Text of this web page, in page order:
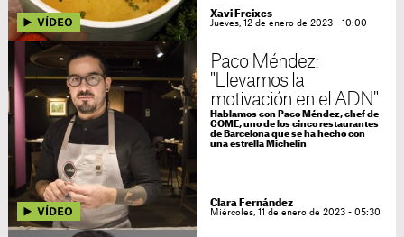
Xavi Freixes
Jueves, 12 de enero de 2023 - 10:00
Paco Méndez:
"Llevamos la
motivación en el ADN"
Hablamos con Paco Méndez, chef de
COME, uno de los cinco restaurantes
de Barcelona que se ha hecho con
una estrella Michelín
Clara Fernández
Miércoles, 11 de enero de 2023 - 05:30